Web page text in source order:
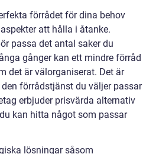
förrådet för dina behov
att hålla i åtanke.
passa det antal saker du
gånger kan ett mindre förråd
det är välorganiserat. Det är
förrådstjänst du väljer passar
erbjuder prisvärda alternativ
kan hitta något som passar
lösningar såsom